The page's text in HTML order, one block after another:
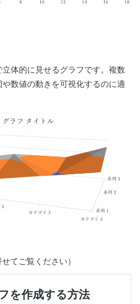
体的に見せるグラフです。複数
数値の動きを可視化するのに適
てご覧ください）